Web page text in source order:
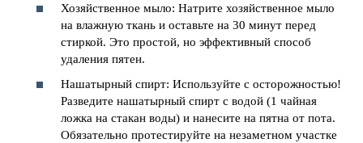
Хозяйственное мыло: Натрите хозяйственное мыло
на влажную ткань и оставьте на 30 минут перед
стиркой. Это простой, но эффективный способ
удаления пятен.
Нашатырный спирт: Используйте с осторожностью!
Разведите нашатырный спирт с водой (1 чайная
ложка на стакан воды) и нанесите на пятна от пота.
Обязательно протестируйте на незаметном участке